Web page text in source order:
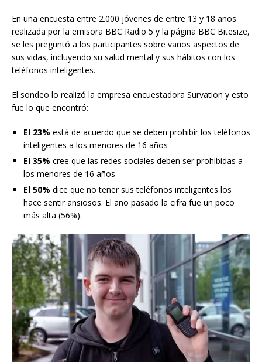
En una encuesta entre 2.000 jóvenes de entre 13 y 18 años
realizada por la emisora BBC Radio 5 y la página BBC Bitesize,
se les preguntó a los participantes sobre varios aspectos de
sus vidas, incluyendo su salud mental y sus hábitos con los
teléfonos inteligentes.
El sondeo lo realizó la empresa encuestadora Survation y esto
fue lo que encontró:
El 23% está de acuerdo que se deben prohibir los teléfonos
inteligentes a los menores de 16 años
El 35% cree que las redes sociales deben ser prohibidas a
los menores de 16 años
El 50% dice que no tener sus teléfonos inteligentes los
hace sentir ansiosos. El año pasado la cifra fue un poco
más alta (56%).